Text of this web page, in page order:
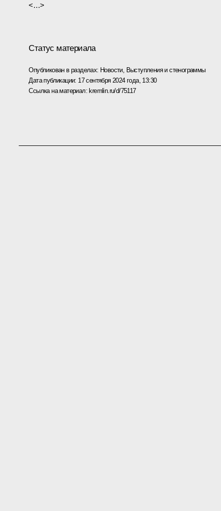
<…>
Статус материала
Опубликован в разделах: Новости, Выступления и стенограммы
Дата публикации: 17 сентября 2024 года, 13:30
Ссылка на материал: kremlin.ru/d/75117